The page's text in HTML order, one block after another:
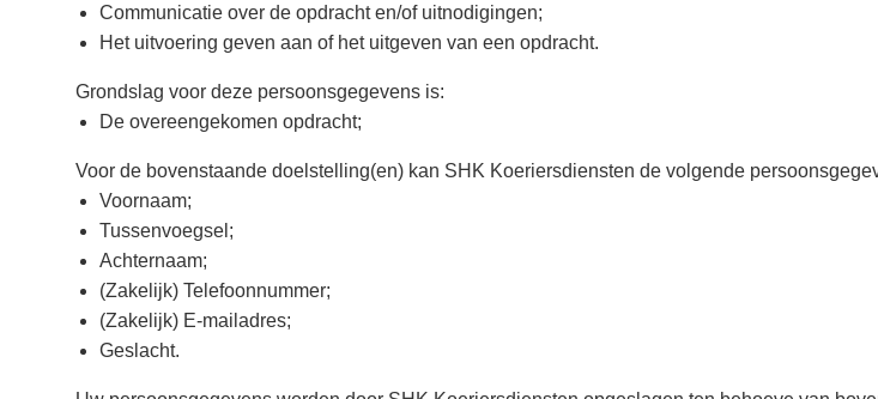
Communicatie over de opdracht en/of uitnodigingen;
Het uitvoering geven aan of het uitgeven van een opdracht.
Grondslag voor deze persoonsgegevens is:
De overeengekomen opdracht;
Voor de bovenstaande doelstelling(en) kan SHK Koeriersdiensten de volgende
Voornaam;
Tussenvoegsel;
Achternaam;
(Zakelijk) Telefoonnummer;
(Zakelijk) E-mailadres;
Geslacht.